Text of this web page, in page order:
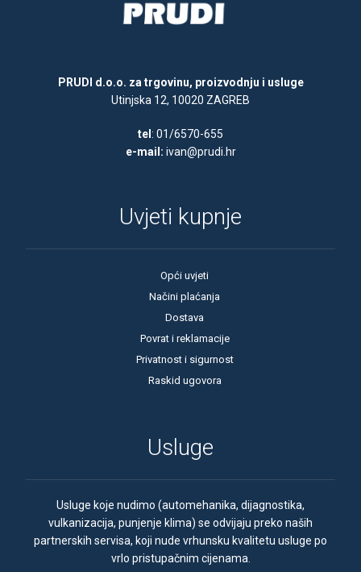
PRUDI d.o.o. za trgovinu, proizvodnju i usluge
Utinjska 12, 10020 ZAGREB
tel : 01/6570-655
e-mail: ivan@prudi.hr
Uvjeti kupnje
Opći uvjeti
Načini plaćanja
Dostava
Povrat i reklamacije
Privatnost i sigurnost
Raskid ugovora
Usluge
Usluge koje nudimo (automehanika, dijagnostika,
vulkanizacija, punjenje klima) se odvijaju preko naših
partnerskih servisa, koji nude vrhunsku kvalitetu usluge po
vrlo pristupačnim cijenama.